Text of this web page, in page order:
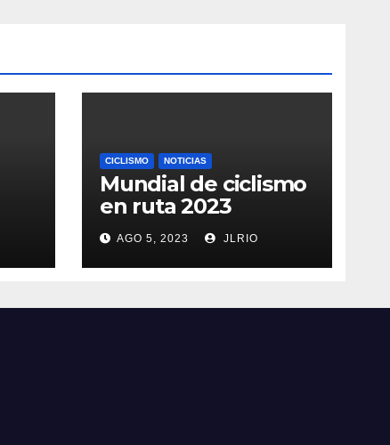
CICLISMO NOTICIAS
Mundial de ciclismo
en ruta 2023
AGO 5, 2023 JLRIO